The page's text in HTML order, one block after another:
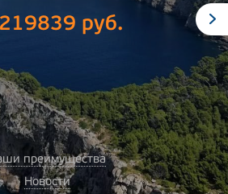
руб.
преимущества
Новости